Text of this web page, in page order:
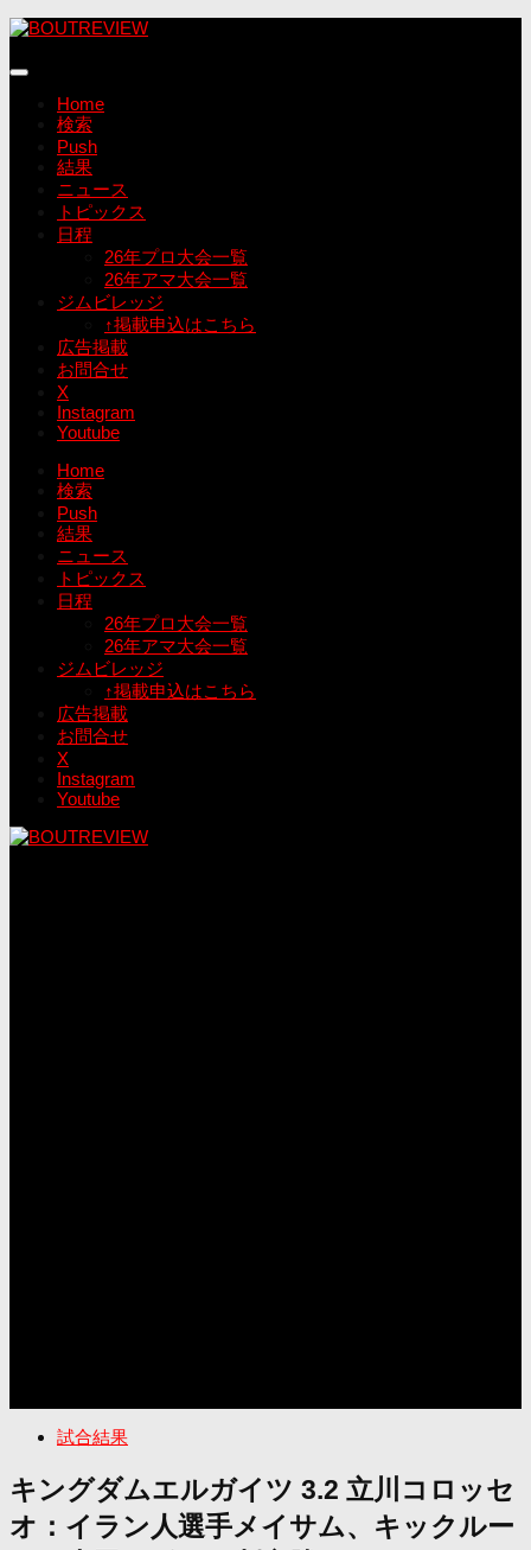
コ
テ
Home
検索
Push
結果
ニュース
トピックス
日程
26年プロ大会一覧
26年アマ大会一覧
ジムビレッジ
↑掲載申込はこちら
広告掲載
お問合せ
X
Instagram
Youtube
Home
検索
Push
結果
ニュース
トピックス
日程
26年プロ大会一覧
26年アマ大会一覧
ジムビレッジ
↑掲載申込はこちら
広告掲載
お問合せ
X
Instagram
Youtube
試合結果
キングダムエルガイツ 3.2 立川コロッセ
オ：イラン人選手メイサム、キックルー